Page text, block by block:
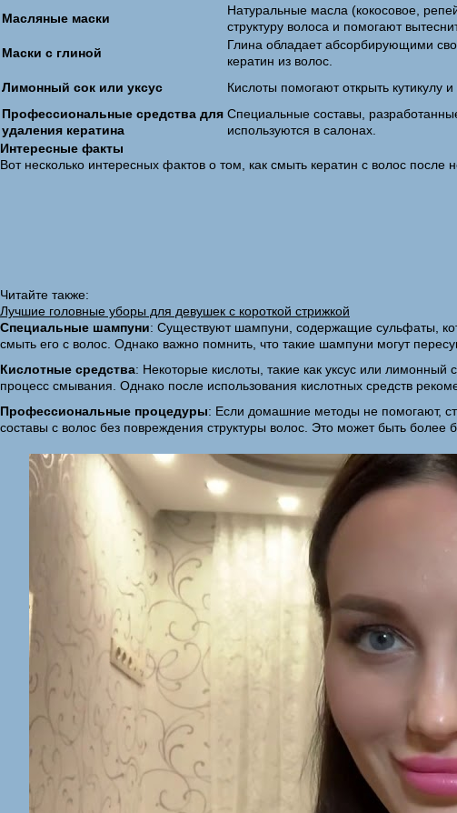
Масляные маски
Натуральные масла (кокосовое,
структуру волоса и помогают
Маски с глиной
Глина обладает абсорбирующими
кератин из волос.
Лимонный сок или уксус
Кислоты помогают открыть кутикулу
Профессиональные средства для
удаления кератина
Специальные составы,
используются в салонах.
Интересные факты
Вот несколько интересных фактов о том, как смыть кератин с волос после
Читайте также:
Лучшие головные уборы для девушек с короткой стрижкой
Специальные шампуни: Существуют шампуни, содержащие сульфаты,
смыть его с волос. Однако важно помнить, что такие шампуни могут
Кислотные средства: Некоторые кислоты, такие как уксус или
процесс смывания. Однако после использования кислотных средств
Профессиональные процедуры: Если домашние методы не помогают,
составы с волос без повреждения структуры волос. Это может быть